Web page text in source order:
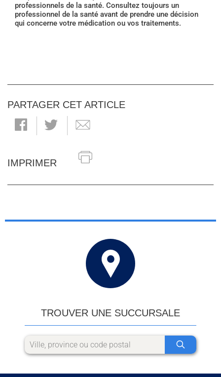
professionnels de la santé. Consultez toujours un
professionnel de la santé avant de prendre une décision
qui concerne votre médication ou vos traitements.
PARTAGER CET ARTICLE
IMPRIMER
TROUVER UNE SUCCURSALE